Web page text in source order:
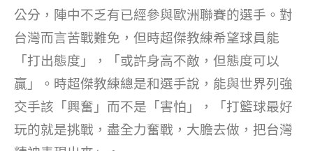
公分，陣中不乏有已經參與歐洲聯賽的選手。對
台灣而言苦戰難免，但時超傑教練希望球員能
「打出態度」，「或許身高不敵，但態度可以
贏」。時超傑教練總是和選手說，能與世界列強
交手該「興奮」而不是「害怕」，「打籃球最好
玩的就是挑戰，盡全力奮戰，大膽去做，把台灣